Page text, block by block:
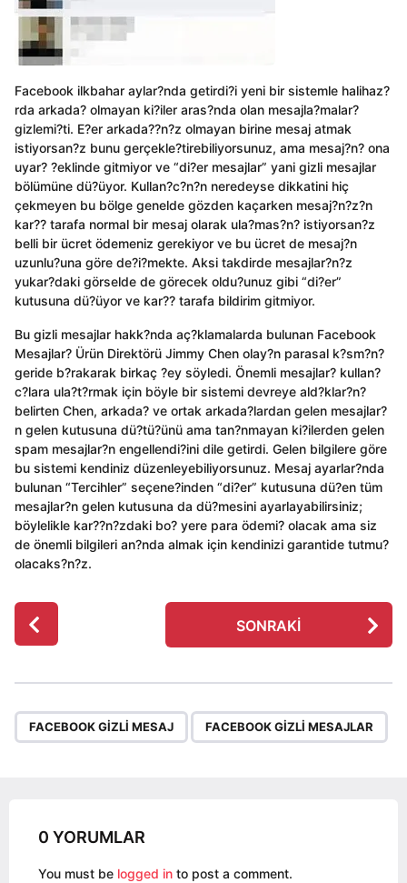
Facebook ilkbahar aylar?nda getirdi?i yeni bir sistemle halihaz?
rda arkada? olmayan ki?iler aras?nda olan mesajla?malar?
gizlemi?ti. E?er arkada??n?z olmayan birine mesaj atmak
istiyorsan?z bunu gerçekle?tirebiliyorsunuz, ama mesaj?n? ona
uyar? ?eklinde gitmiyor ve “di?er mesajlar” yani gizli mesajlar
bölümüne dü?üyor. Kullan?c?n?n neredeyse dikkatini hiç
çekmeyen bu bölge genelde gözden kaçarken mesaj?n?z?n
kar?? tarafa normal bir mesaj olarak ula?mas?n? istiyorsan?z
belli bir ücret ödemeniz gerekiyor ve bu ücret de mesaj?n
uzunlu?una göre de?i?mekte. Aksi takdirde mesajlar?n?z
yukar?daki görselde de görecek oldu?unuz gibi “di?er”
kutusuna dü?üyor ve kar?? tarafa bildirim gitmiyor.
Bu gizli mesajlar hakk?nda aç?klamalarda bulunan Facebook
Mesajlar? Ürün Direktörü Jimmy Chen olay?n parasal k?sm?n?
geride b?rakarak birkaç ?ey söyledi. Önemli mesajlar? kullan?
c?lara ula?t?rmak için böyle bir sistemi devreye ald?klar?n?
belirten Chen, arkada? ve ortak arkada?lardan gelen mesajlar?
n gelen kutusuna dü?tü?ünü ama tan?nmayan ki?ilerden gelen
spam mesajlar?n engellendi?ini dile getirdi. Gelen bilgilere göre
bu sistemi kendiniz düzenleyebiliyorsunuz. Mesaj ayarlar?nda
bulunan “Tercihler” seçene?inden “di?er” kutusuna dü?en tüm
mesajlar?n gelen kutusuna da dü?mesini ayarlayabilirsiniz;
böylelikle kar??n?zdaki bo? yere para ödemi? olacak ama siz
de önemli bilgileri an?nda almak için kendinizi garantide tutmu?
olacaks?n?z.
P
o
t
P
a
SONRAKI
FACEBOOK GIZLI MESAJ FACEBOOK GIZLI MESAJLAR
0 YORUMLAR
You must be logged in to post a comment.